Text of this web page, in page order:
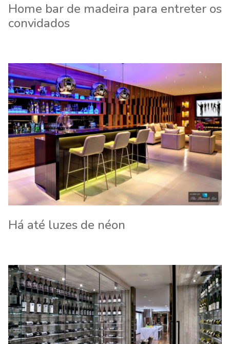
Home bar de madeira para entreter os
convidados
Há até luzes de néon